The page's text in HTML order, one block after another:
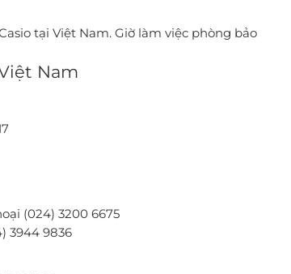
tại Việt Nam. Giờ làm việc phòng bảo
Nam
(024) 3200 6675
3944 9836